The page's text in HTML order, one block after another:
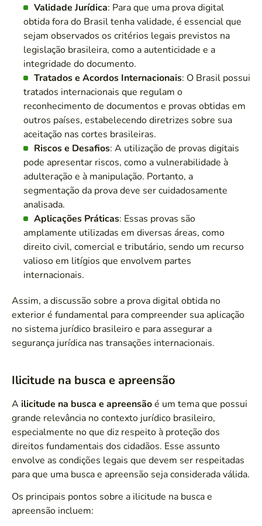
Validade Jurídica: Para que uma prova digital
obtida fora do Brasil tenha validade, é essencial que
sejam observados os critérios legais previstos na
legislação brasileira, como a autenticidade e a
integridade do documento.
Tratados e Acordos Internacionais: O Brasil possui
tratados internacionais que regulam o
reconhecimento de documentos e provas obtidas em
outros países, estabelecendo diretrizes sobre sua
aceitação nas cortes brasileiras.
Riscos e Desafios: A utilização de provas digitais
pode apresentar riscos, como a vulnerabilidade à
adulteração e à manipulação. Portanto, a
segmentação da prova deve ser cuidadosamente
analisada.
Aplicações Práticas: Essas provas são
amplamente utilizadas em diversas áreas, como
direito civil, comercial e tributário, sendo um recurso
valioso em litígios que envolvem partes
internacionais.
Assim, a discussão sobre a prova digital obtida no
exterior é fundamental para compreender sua aplicação
no sistema jurídico brasileiro e para assegurar a
segurança jurídica nas transações internacionais.
Ilicitude na busca e apreensão
A ilicitude na busca e apreensãoé um tema que possui
grande relevância no contexto jurídico brasileiro,
especialmente no que diz respeito à proteção dos
direitos fundamentais dos cidadãos. Esse assunto
envolve as condições legais que devem ser respeitadas
para que uma busca e apreensão seja considerada válida.
Os principais pontos sobre a ilicitude na busca e
apreensão incluem: